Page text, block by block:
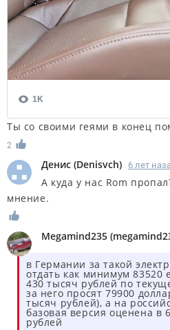
Ты со своими геями в конец
2
Денис (Denisvch) 6 лет
А куда у нас Rom
мнение.
Megamind235 (
в Германии за такой
отдать как минимум 83520
430 тысяч рублей по
за него просят 79900
тысяч рублей), а на
базовая версия оценена в
рублей